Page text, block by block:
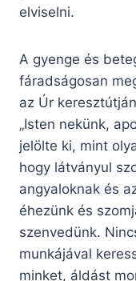
elviselni.
A gyenge és
fáradságosan
az Úr
„Isten nekünk,
jelölte ki, mint
hogy látványul
angyaloknak és
éhezünk és
szenvedünk.
munkájával
minket, áldást